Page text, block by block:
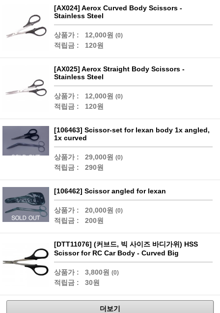
[AX024] Aerox Curved Body Scissors -
Stainless Steel
상품가 : 12,000원 (0)
적립금 : 120원
[AX025] Aerox Straight Body Scissors -
Stainless Steel
상품가 : 12,000원 (0)
적립금 : 120원
[106463] Scissor-set for lexan body 1x angled,
1x curved
상품가 : 29,000원 (0)
적립금 : 290원
[106462] Scissor angled for lexan
상품가 : 20,000원 (0)
적립금 : 200원
[DTT11076] (커브드, 빅 사이즈 바디가위) HSS
Scissor for RC Car Body - Curved Big
상품가 : 3,800원 (0)
적립금 : 30원
더보기